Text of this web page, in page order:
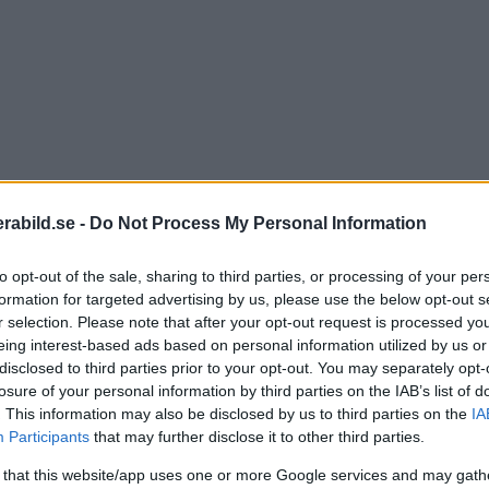
- Do Not Process My Personal Information
opt-out of the sale, sharing to third parties, or processing of your
for targeted advertising by us, please use the below opt-out
selection. Please note that after your opt-out request is processed
interest-based ads based on personal information utilized by us
to third parties prior to your opt-out. You may separately
of your personal information by third parties on the IAB’s list of
This information may also be disclosed by us to third parties on the
Participants that may further disclose it to other third parties.
that this website/app uses one or more Google services and may
och objektivkorrigeringar som stöds i Camera
vissa kraschat när de hanterat JPG-filer, men
85, dessa problem ska nu vara lösta.
nu stöds är: